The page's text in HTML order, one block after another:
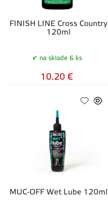
FINISH LINE Cross Country
120ml
na sklade 6 ks
10.20 €
MUC-OFF Wet Lube 120ml